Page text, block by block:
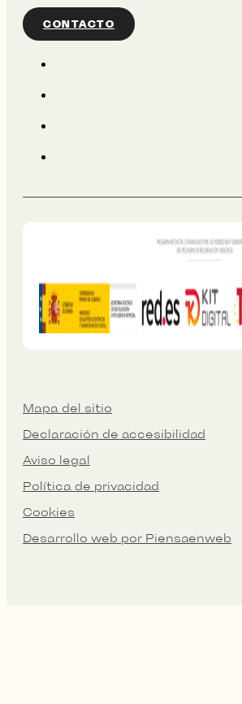
CONTACTO
Mapa del sitio
Declaración de accesibilidad
Aviso legal
Política de privacidad
Cookies
Desarrollo web por Piensaenweb